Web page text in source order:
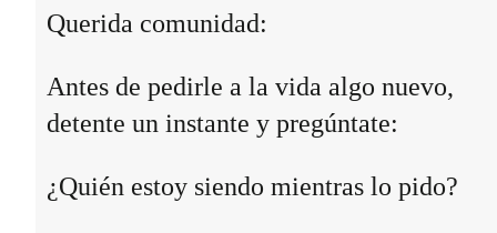
Querida comunidad:
Antes de pedirle a la vida algo nuevo,
detente un instante y pregúntate:
¿Quién estoy siendo mientras lo pido?